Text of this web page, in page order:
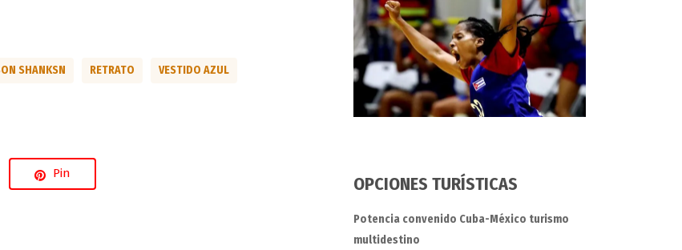
SHANKSN RETRATO VESTIDO AZUL
Pin
OPCIONES TURÍSTICAS
Potencia convenido Cuba-México turismo
multidestino